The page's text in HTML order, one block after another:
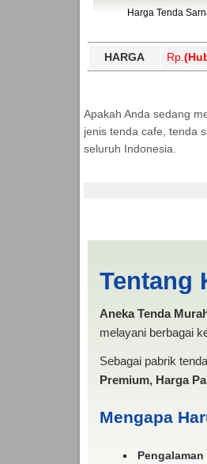
Harga Tenda
HARGA Rp.
Apakah Anda sedang
jenis tenda cafe, tenda
seluruh Indonesia.
Tentang
Aneka Tenda
melayani berbagai
Sebagai pabrik
Premium, Harga
Mengapa
Pengalaman